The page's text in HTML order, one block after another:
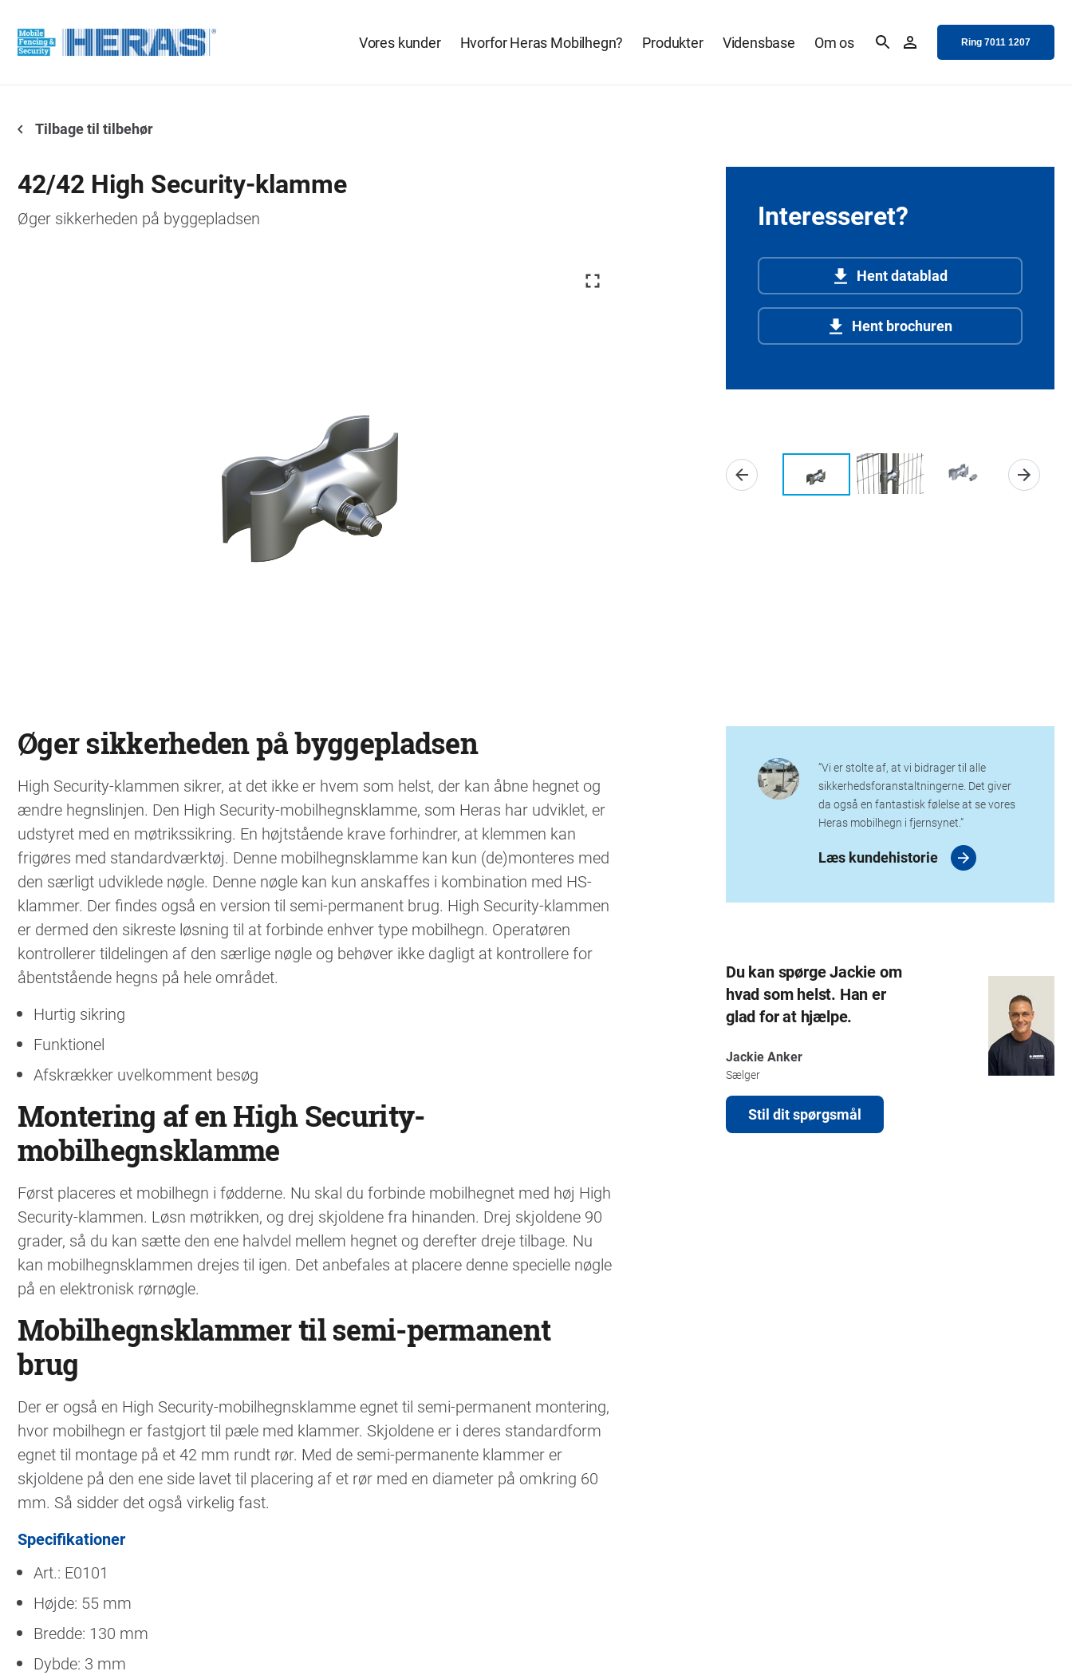
Vores kunder Hvorfor Heras Mobilhegn? Produkter Vidensbase Om os Ring 7011 1207
Tilbage til tilbehør
42/42 High Security-klamme
Øger sikkerheden på byggepladsen Interesseret?
Hent datablad
Hent brochuren
Øger sikkerheden på byggepladsen
High Security-klammen sikrer, at det ikke er hvem som helst, der kan åbne hegnet og
ændre hegnslinjen. Den High Security-mobilhegnsklamme, som Heras har udviklet, er
udstyret med en møtrikssikring. En højtstående krave forhindrer, at klemmen kan
frigøres med standardværktøj. Denne mobilhegnsklamme kan kun (de)monteres med
den særligt udviklede nøgle. Denne nøgle kan kun anskaffes i kombination med HS-
klammer. Der findes også en version til semi-permanent brug. High Security-klammen
er dermed den sikreste løsning til at forbinde enhver type mobilhegn. Operatøren
kontrollerer tildelingen af den særlige nøgle og behøver ikke dagligt at kontrollere for
åbentstående hegns på hele området.
Hurtig sikring
Funktionel
Afskrækker uvelkomment besøg
Montering af en High Security-
mobilhegnsklamme
Først placeres et mobilhegn i fødderne. Nu skal du forbinde mobilhegnet med høj High
Security-klammen. Løsn møtrikken, og drej skjoldene fra hinanden. Drej skjoldene 90
grader, så du kan sætte den ene halvdel mellem hegnet og derefter dreje tilbage. Nu
kan mobilhegnsklammen drejes til igen. Det anbefales at placere denne specielle nøgle
på en elektronisk rørnøgle.
Mobilhegnsklammer til semi-permanent
brug
Der er også en High Security-mobilhegnsklamme egnet til semi-permanent montering,
hvor mobilhegn er fastgjort til pæle med klammer. Skjoldene er i deres standardform
egnet til montage på et 42 mm rundt rør. Med de semi-permanente klammer er
skjoldene på den ene side lavet til placering af et rør med en diameter på omkring 60
mm. Så sidder det også virkelig fast.
Specifikationer
Art.: E0101
Højde: 55 mm
Bredde: 130 mm
Dybde: 3 mm
”Vi er stolte af, at vi bidrager til alle
sikkerhedsforanstaltningerne. Det giver
da også en fantastisk følelse at se vores
Heras mobilhegn i fjernsynet.”
Læs kundehistorie
Du kan spørge Jackie om
hvad som helst. Han er
glad for at hjælpe.
Jackie Anker
Sælger
Stil dit spørgsmål